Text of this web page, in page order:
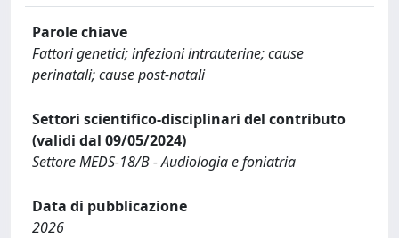
Parole chiave
Fattori genetici; infezioni intrauterine; cause
perinatali; cause post-natali
Settori scientifico-disciplinari del contributo
(validi dal 09/05/2024)
Settore MEDS-18/B - Audiologia e foniatria
Data di pubblicazione
2026